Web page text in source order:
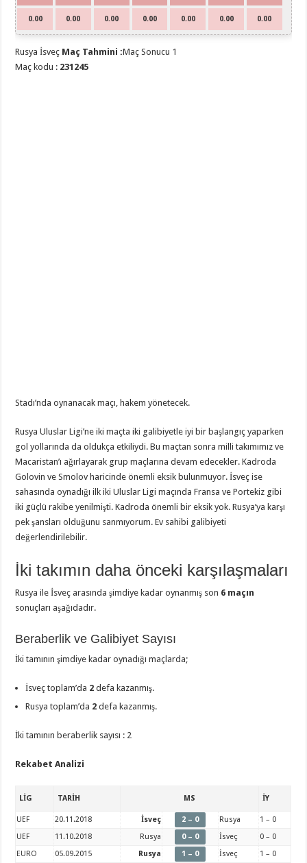
0.00 0.00 0.00 0.00 0.00 0.00 0.00
Rusya İsveç Maç Tahmini :Maç Sonucu 1
Maç kodu : 231245
Stadı’nda oynanacak maçı, hakemyönetecek.
Rusya Uluslar Ligi’ne iki maçta iki galibiyetle iyi bir başlangıç yaparken
gol yollarında da oldukça etkiliydi. Bu maçtan sonra milli takımımız ve
Macaristan’ı ağırlayarak grup maçlarına devam edecekler. Kadroda
Golovin ve Smolov haricinde önemli eksik bulunmuyor. İsveç ise
sahasında oynadığı ilk iki Uluslar Ligi maçında Fransa ve Portekiz gibi
iki güçlü rakibe yenilmişti. Kadroda önemli bir eksik yok. Rusya’ya karşı
pek şansları olduğunu sanmıyorum. Ev sahibi galibiyeti
değerlendirilebilir.
İki takımın daha önceki karşılaşmaları
Rusya ile İsveç arasında şimdiye kadar oynanmış son 6 maçın
sonuçları aşağıdadır.
Beraberlik ve Galibiyet Sayısı
İki tamının şimdiye kadar oynadığı maçlarda;
İsveç toplam’da 2 defa kazanmış.
Rusya toplam’da 2 defa kazanmış.
İki tamının beraberlik sayısı : 2
Rekabet Analizi
LİG TARİH MS İY
UEF 20.11.2018 İsveç 2 – 0 Rusya
1 – 0
UEF
11.10.2018 Rusya 0 – 0 İsveç
0 – 0
EURO
05.09.2015 Rusya 1 – 0 İsveç 1 – 0